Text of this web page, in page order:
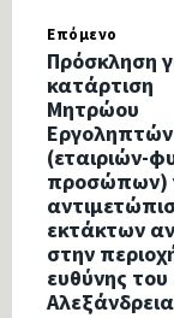
Επόμενο
Πρόσκληση
κατάρτιση
Μητρώου
Εργοληπτών
(εταιριών-
προσώπων)
εκτάκτων
στην
ευθύνης